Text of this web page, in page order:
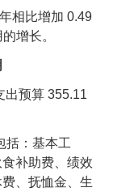
相比增加 0.49
增长。
预算 355.11
：基本工
补助费、绩效
、抚恤金、生